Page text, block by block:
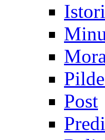
Post